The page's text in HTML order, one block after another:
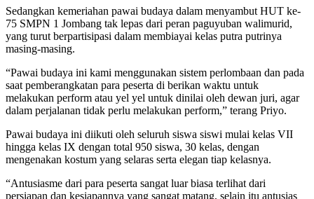
Sedangkan kemeriahan pawai budaya dalam menyambut HUT ke-
75 SMPN 1 Jombang tak lepas dari peran paguyuban walimurid,
yang turut berpartisipasi dalam membiayai kelas putra putrinya
masing-masing.
“Pawai budaya ini kami menggunakan sistem perlombaan dan pada
saat pemberangkatan para peserta di berikan waktu untuk
melakukan perform atau yel yel untuk dinilai oleh dewan juri, agar
dalam perjalanan tidak perlu melakukan perform,” terang Priyo.
Pawai budaya ini diikuti oleh seluruh siswa siswi mulai kelas VII
hingga kelas IX dengan total 950 siswa, 30 kelas, dengan
mengenakan kostum yang selaras serta elegan tiap kelasnya.
“Antusiasme dari para peserta sangat luar biasa terlihat dari
persiapan dan kesiapannya yang sangat matang, selain itu antusias